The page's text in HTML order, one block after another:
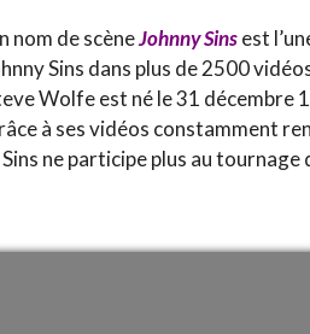
nom de scèneJohnny Sinsest
Sins dans plus de 2500
Wolfe est né le 31 décembre
à ses vidéos constamment
ne participe plus au